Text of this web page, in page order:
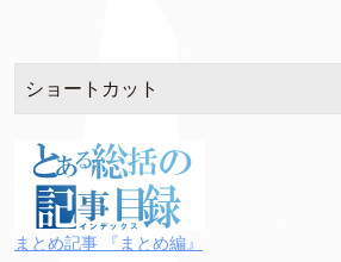
ショートカット
まとめ記事 『まとめ編』